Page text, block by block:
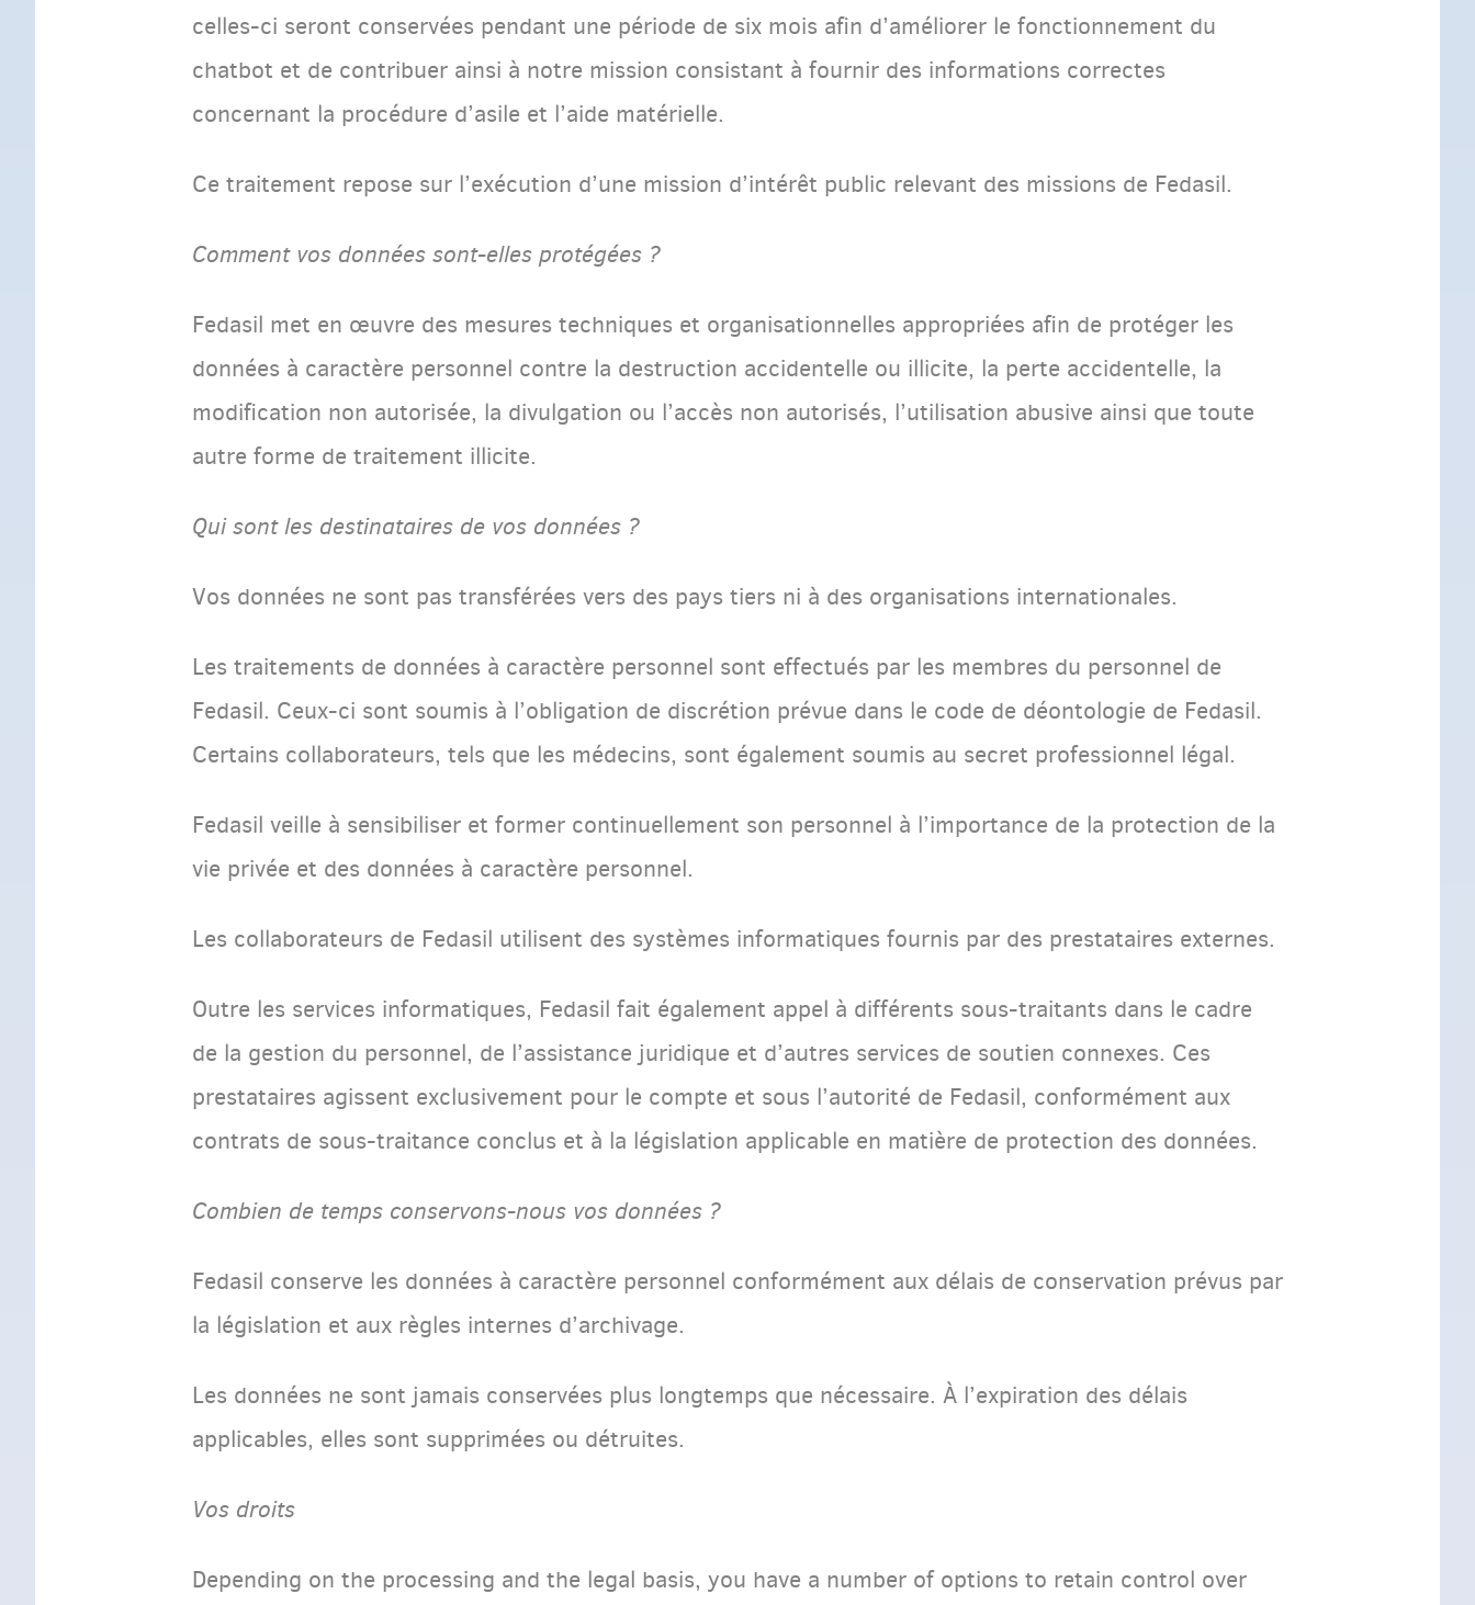
celles-ci seront conservées pendant une période de six mois afin d’améliorer le fonctionnement du
chatbot et de contribuer ainsi à notre mission consistant à fournir des informations correctes
concernant la procédure d’asile et l’aide matérielle.
Ce traitement repose sur l’exécution d’une mission d’intérêt public relevant des missions de Fedasil.
Comment vos données sont-elles protégées ?
Fedasil met en œuvre des mesures techniques et organisationnelles appropriées afin de protéger les
données à caractère personnel contre la destruction accidentelle ou illicite, la perte accidentelle, la
modification non autorisée, la divulgation ou l’accès non autorisés, l’utilisation abusive ainsi que toute
autre forme de traitement illicite.
Qui sont les destinataires de vos données ?
Vos données ne sont pas transférées vers des pays tiers ni à des organisations internationales.
Les traitements de données à caractère personnel sont effectués par les membres du personnel de
Fedasil. Ceux-ci sont soumis à l’obligation de discrétion prévue dans le code de déontologie de Fedasil.
Certains collaborateurs, tels que les médecins, sont également soumis au secret professionnel légal.
Fedasil veille à sensibiliser et former continuellement son personnel à l’importance de la protection de la
vie privée et des données à caractère personnel.
Les collaborateurs de Fedasil utilisent des systèmes informatiques fournis par des prestataires externes.
Outre les services informatiques, Fedasil fait également appel à différents sous-traitants dans le cadre
de la gestion du personnel, de l’assistance juridique et d’autres services de soutien connexes. Ces
prestataires agissent exclusivement pour le compte et sous l’autorité de Fedasil, conformément aux
contrats de sous-traitance conclus et à la législation applicable en matière de protection des données.
Combien de temps conservons-nous vos données ?
Fedasil conserve les données à caractère personnel conformément aux délais de conservation prévus par
la législation et aux règles internes d’archivage.
Les données ne sont jamais conservées plus longtemps que nécessaire. À l’expiration des délais
applicables, elles sont supprimées ou détruites.
Vos droits
Depending on the processing and the legal basis, you have a number of options to retain control over